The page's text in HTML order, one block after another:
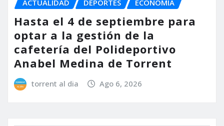
ACTUALIDAD DEPORTES ECONOMÍA
Hasta el 4 de septiembre para
optar a la gestión de la
cafetería del Polideportivo
Anabel Medina de Torrent
torrent al dia Ago 6, 2026